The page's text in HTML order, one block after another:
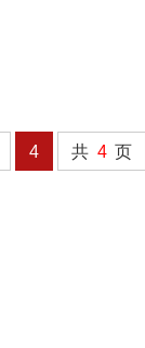
4 共 4 页